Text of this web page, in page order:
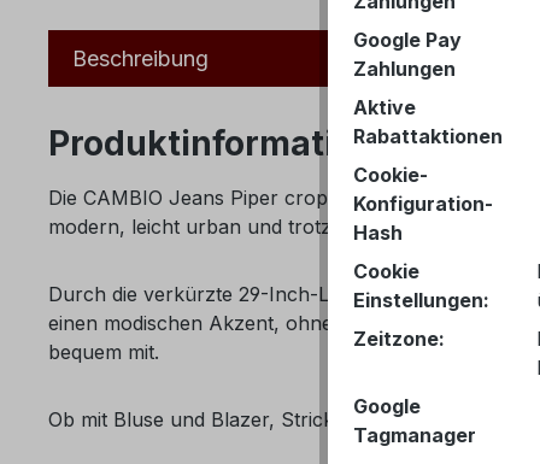
Beschreibung
Produktinformationen
Die CAMBIO Jeans Piper cropped verbindet eine
modern, leicht urban und trotzdem hochwertig
Durch die verkürzte 29-Inch-Länge kommt die
einen modischen Akzent, ohne aufdringlich zu
bequem mit.
Ob mit Bluse und Blazer, Strickshirt oder lässigem
Google Pay
Zahlungen
Aktive
Rabattaktionen
Cookie-
Konfiguration-
Hash
Cookie
Einstellungen:
Zeitzone:
Google
Tagmanager